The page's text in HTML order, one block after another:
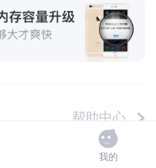
帮助中心
我的